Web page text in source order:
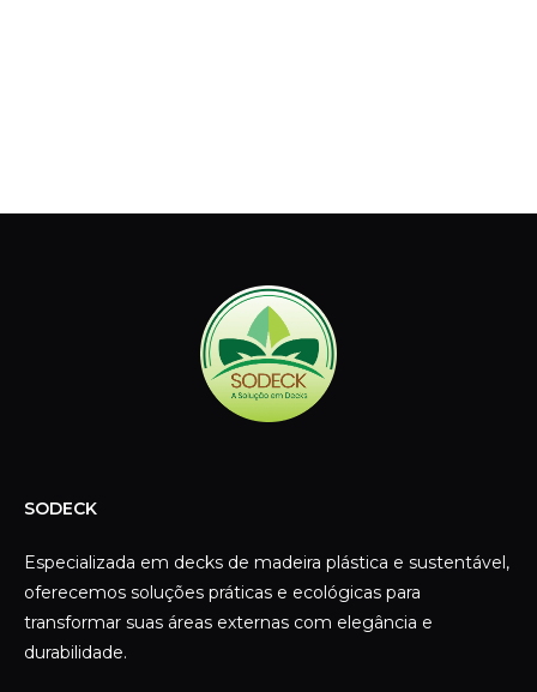
SODECK
Especializada em decks de madeira plástica e sustentável,
oferecemos soluções práticas e ecológicas para
transformar suas áreas externas com elegância e
durabilidade.